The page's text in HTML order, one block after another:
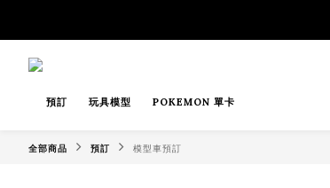
預訂 玩具模型 POKEMON 單卡
全部商品 預訂 模型車預訂